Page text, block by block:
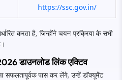
https://ssc.gov.in/
करता है, जिन्होंने चयन प्रक्रिया के सभी
डाउनलोड लिंक एक्टिव
सफलतापूर्वक पास कर लेंगे, उन्हें डॉक्यूमेंट